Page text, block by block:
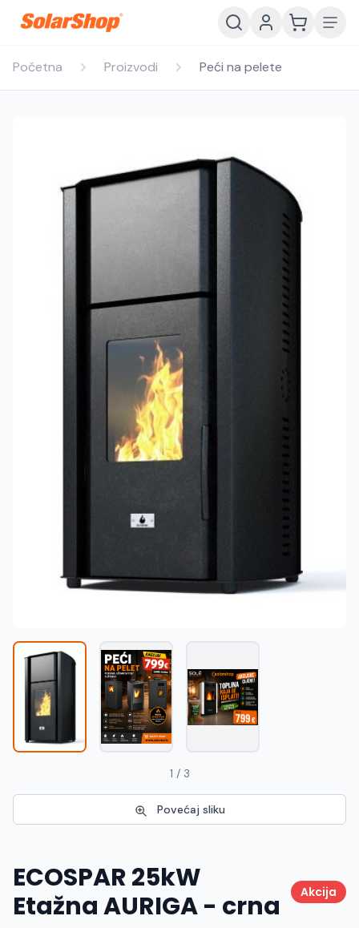
Hrvatski
Početna Proizvodi Peći na pelete
1 / 3
Povećaj sliku
ECOSPAR 25kW
Etažna AURIGA - crna
Akcija